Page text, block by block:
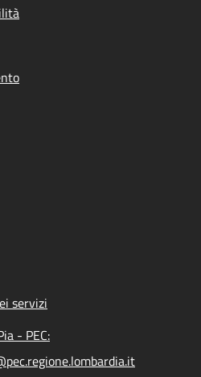
servizi
- PEC: